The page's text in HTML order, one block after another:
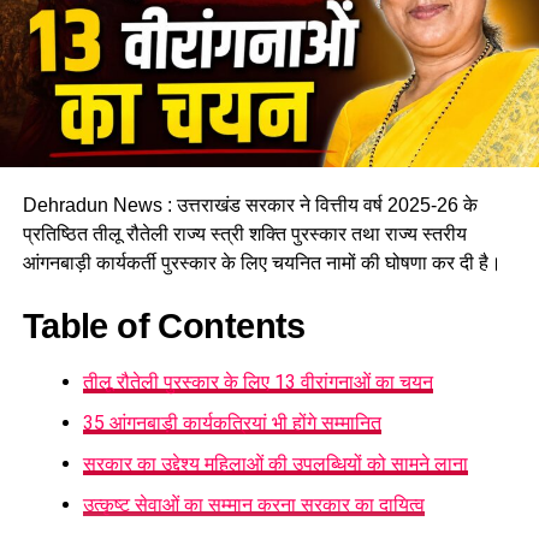
इसी समस्या को ध्यान में रखते हुए विभाग अब ऐसा इंफ्रास्ट्रक्चर तैयार
करने की दिशा में काम कर रहा है, जहां रहने वाले लोगों को संस्थागत माहौल
के बजाय परिवार जैसा वातावरण मिल सके।
16 घरों में मिलेगा परिवार जैसा माहौल
प्रस्तावित आलंबन गांव में कॉटेज और छोटे घर विकसित किए जाएंगे। यहां
एक परिवार की तर्ज पर लोगों को रखा जाएगा। योजना के मुताबिक, एक
यूनिट में करीब दो महिलाएं, चार बच्चे और एक किशोरी को शामिल किया
महिलाओं और बच्चों को रोजमर्रा के जीवन में ज्यादा स्वतंत्रता और जिम्मेदारी
का अनुभव हो सके। प्रस्तावित परिसर में कुल 16 घर विकसित किए
Dehradun News : उत्तराखंड सरकार ने वित्तीय वर्ष 2025-26 के
प्रतिष्ठित तीलू रौतेली राज्य स्त्री शक्ति पुरस्कार तथा राज्य स्तरीय
आंगनबाड़ी कार्यकर्ती पुरस्कार के लिए चयनित नामों की घोषणा कर दी है।
Table of Contents
तीलू रौतेली पुरस्कार के लिए 13 वीरांगनाओं का चयन
35 आंगनबाड़ी कार्यकत्रियां भी होंगे सम्मानित
सरकार का उद्देश्य महिलाओं की उपलब्धियों को सामने लाना
उत्कृष्ट सेवाओं का सम्मान करना सरकार का दायित्व